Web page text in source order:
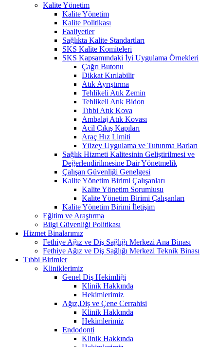
Kalite Yönetim
Kalite Yönetim
Kalite Politikası
Faaliyetler
Sağlıkta Kalite Standartları
SKS Kalite Komiteleri
SKS Kapsamındaki İyi Uygulama Örnekleri
Çağrı Butonu
Dikkat Kırılabilir
Atık Ayrıştırma
Tehlikeli Atık Zemin
Tehlikeli Atık Bidon
Tıbbi Atık Kova
Ambalaj Atık Kovası
Acil Çıkış Kapıları
Araç Hız Limiti
Yüzey Uygulama ve Tutunma Barları
Sağlık Hizmeti Kalitesinin Geliştirilmesi ve
Değerlendirilmesine Dair Yönetmelik
Çalışan Güvenliği Genelgesi
Kalite Yönetim Birimi Çalışanları
Kalite Yönetim Sorumlusu
Kalite Yönetim Birimi Çalışanları
Kalite Yönetim Birimi İletişim
Eğitim ve Araştırma
Bilgi Güvenliği Politikası
Hizmet Binalarımız
Fethiye Ağız ve Diş Sağlığı Merkezi Ana Binası
Fethiye Ağız ve Diş Sağlığı Merkezi Teknik Binası
Tıbbi Birimler
Kliniklerimiz
Genel Diş Hekimliği
Klinik Hakkında
Hekimlerimiz
Ağız,Diş ve Çene Cerrahisi
Klinik Hakkında
Hekimlerimiz
Endodonti
Klinik Hakkında